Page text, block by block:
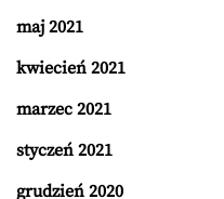
maj 2021
kwiecień 2021
marzec 2021
styczeń 2021
grudzień 2020